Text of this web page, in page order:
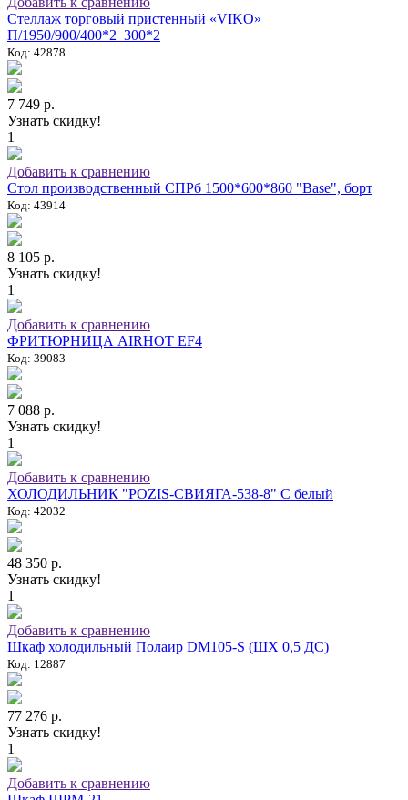
Стеллаж торговый пристенный «VIKO»
П/1950/900/400*2_300*2
Код: 42878
7 749 р.
Узнать скидку!
1
Добавить к сравнению
Стол производственный СПРб 1500*600*860 "Base", борт
Код: 43914
8 105 р.
Узнать скидку!
1
Добавить к сравнению
ФРИТЮРНИЦА AIRHOT EF4
Код: 39083
7 088 р.
Узнать скидку!
1
Добавить к сравнению
ХОЛОДИЛЬНИК "POZIS-СВИЯГА-538-8" C белый
Код: 42032
48 350 р.
Узнать скидку!
1
Добавить к сравнению
Шкаф холодильный Полаир DM105-S (ШХ 0,5 ДС)
Код: 12887
77 276 р.
Узнать скидку!
1
Добавить к сравнению